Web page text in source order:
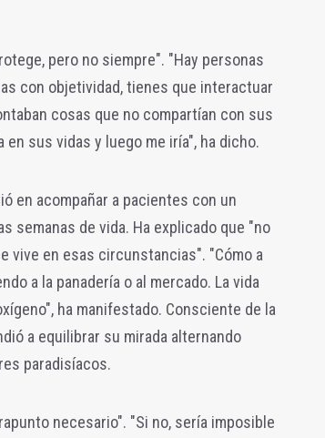
pero no siempre". "Hay personas
con objetividad, tienes que interactuar
cosas que no compartían con sus
sus vidas y luego me iría", ha dicho.
en acompañar a pacientes con un
semanas de vida. Ha explicado que "no
vive en esas circunstancias". "Cómo a
a la panadería o al mercado. La vida
ha manifestado. Consciente de la
a equilibrar su mirada alternando
paradisíacos.
necesario". "Si no, sería imposible